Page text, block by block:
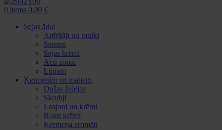
0 items 0,00 €
Sejas ādai
Attīrītāji un toniki
Serumi
Sejas krēmi
Acu zonai
Lūpām
Ķermenim un matiem
Dušas želejas
Skrubji
Losjoni un krēmi
Roku krēmi
Ķermeņa aromāti